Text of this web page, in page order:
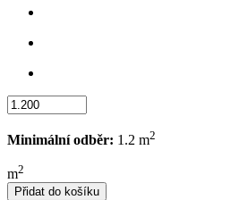
Minimální odběr: 1.2 m2
m2
Přidat do košíku